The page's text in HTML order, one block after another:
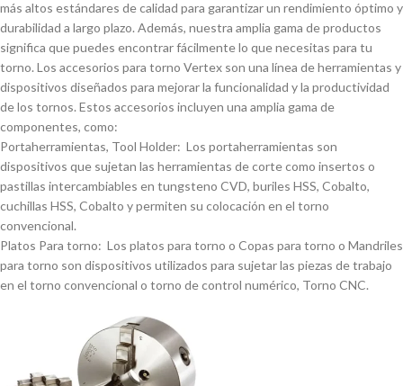
más altos estándares de calidad para garantizar un rendimiento óptimo y
durabilidad a largo plazo. Además, nuestra amplia gama de productos
significa que puedes encontrar fácilmente lo que necesitas para tu
torno. Los accesorios para torno Vertex son una lí­nea de herramientas y
dispositivos diseñados para mejorar la funcionalidad y la productividad
de los tornos. Estos accesorios incluyen una amplia gama de
componentes, como:
Portaherramientas, Tool Holder: Los portaherramientas son
dispositivos que sujetan las herramientas de corte como insertos o
pastillas intercambiables en tungsteno CVD, buriles HSS, Cobalto,
cuchillas HSS, Cobalto y permiten su colocación en el torno
convencional.
Platos Para torno: Los platos para torno o Copas para torno o Mandriles
para torno son dispositivos utilizados para sujetar las piezas de trabajo
en el torno convencional o torno de control numérico, Torno CNC.